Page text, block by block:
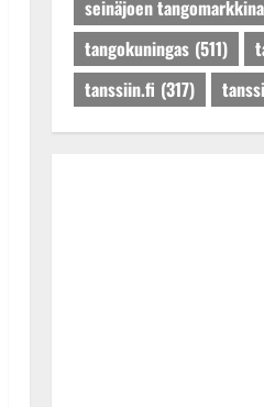
seinäjoen
tangokuningas (511)
tanssiin.fi (317)